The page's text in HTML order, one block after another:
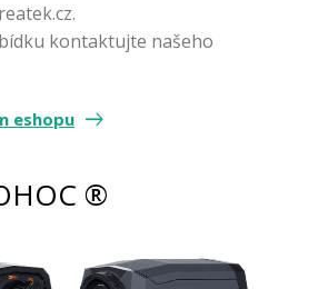
kontaktujte našeho
eshopu
®